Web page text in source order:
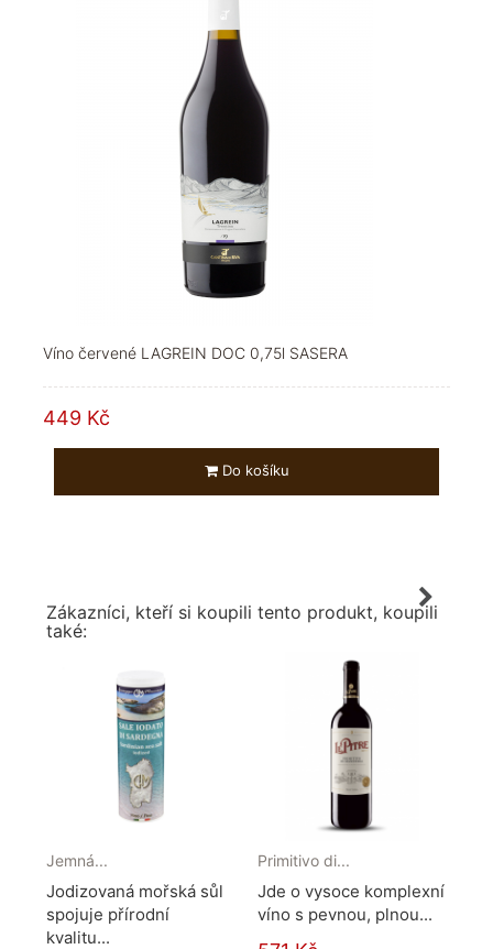
Víno červené LAGREIN DOC 0,75l SASERA
449 Kč
Do košíku
Zákazníci, kteří si koupili tento produkt, koupili
také:
Jemná...
Jodizovaná mořská sůl
spojuje přírodní
kvalitu...
Primitivo di...
Jde o vysoce komplexní
víno s pevnou, plnou...